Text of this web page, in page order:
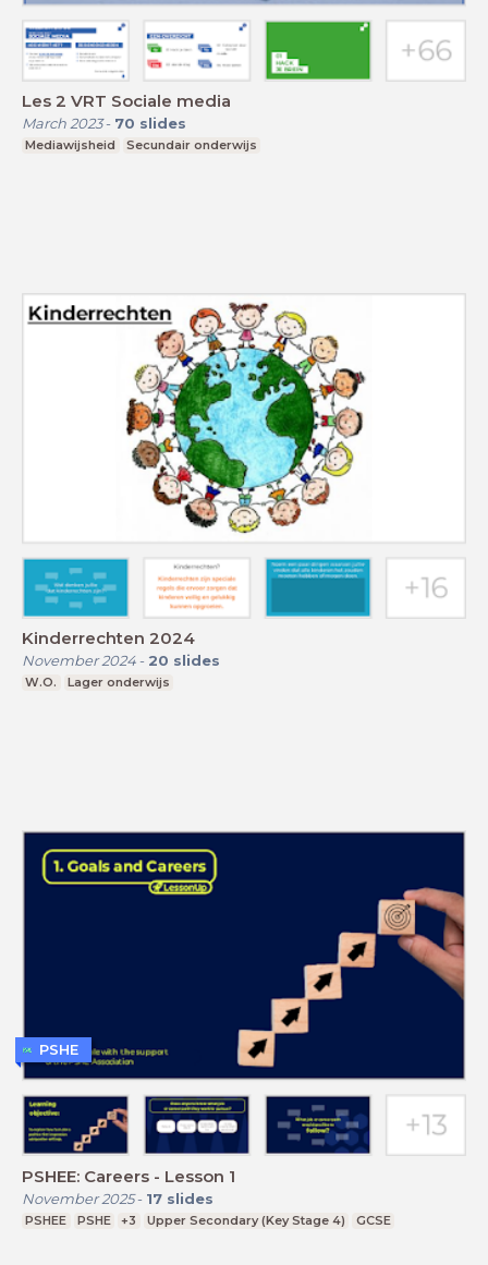
Les 2 VRT Sociale media
March 2023- 70 slides
Mediawijsheid Secundair onderwijs
Kinderrechten 2024
November 2024- 20 slides
W.O. Lager onderwijs
PSHEE: Careers - Lesson 1
November 2025- 17 slides
PSHEE PSHE +3 Upper Secondary (Key Stage 4) GCSE
PSHE